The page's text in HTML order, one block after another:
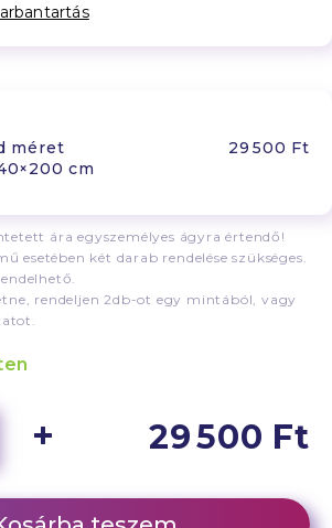
méret
cm
29 500 Ft
ára egyszemélyes ágyra értendő!
esetében két darab rendelése szükséges.
rendeljen 2db-ot egy mintából, vagy
29 500 Ft